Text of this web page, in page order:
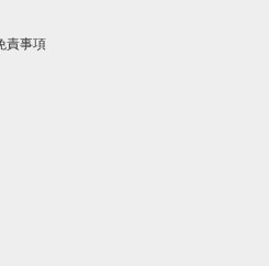
責事項